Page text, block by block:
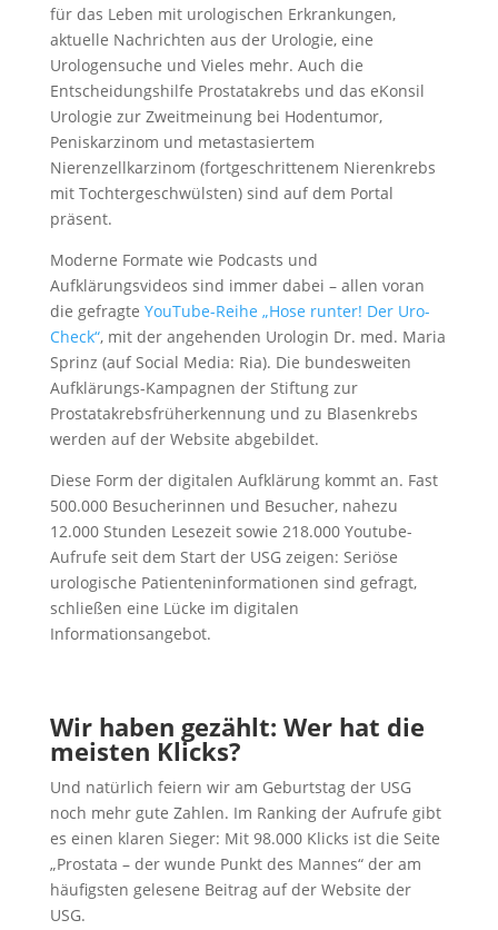
für das Leben mit urologischen Erkrankungen,
aktuelle Nachrichten aus der Urologie, eine
Urologensuche und Vieles mehr. Auch die
Entscheidungshilfe Prostatakrebs und das eKonsil
Urologie zur Zweitmeinung bei Hodentumor,
Peniskarzinom und metastasiertem
Nierenzellkarzinom (fortgeschrittenem Nierenkrebs
mit Tochtergeschwülsten) sind auf dem Portal
präsent.
Moderne Formate wie Podcasts und
Aufklärungsvideos sind immer dabei – allen voran
die gefragte YouTube-Reihe „Hose runter! Der Uro-
Check“, mit der angehenden Urologin Dr. med. Maria
Sprinz (auf Social Media: Ria). Die bundesweiten
Aufklärungs-Kampagnen der Stiftung zur
Prostatakrebsfrüherkennung und zu Blasenkrebs
werden auf der Website abgebildet.
Diese Form der digitalen Aufklärung kommt an. Fast
500.000 Besucherinnen und Besucher, nahezu
12.000 Stunden Lesezeit sowie 218.000 Youtube-
Aufrufe seit dem Start der USG zeigen: Seriöse
urologische Patienteninformationen sind gefragt,
schließen eine Lücke im digitalen
Informationsangebot.
Wir haben gezählt: Wer hat die
meisten Klicks?
Und natürlich feiern wir am Geburtstag der USG
noch mehr gute Zahlen. Im Ranking der Aufrufe gibt
es einen klaren Sieger: Mit 98.000 Klicks ist die Seite
„Prostata – der wunde Punkt des Mannes“ der am
häufigsten gelesene Beitrag auf der Website der
USG.